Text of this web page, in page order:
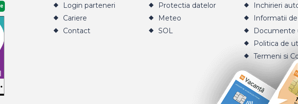
Login parteneri
Cariere
Contact
Protectia datelor
Meteo
SOL
Inchirieri
Informatii
Documente
Politica de
Termeni si